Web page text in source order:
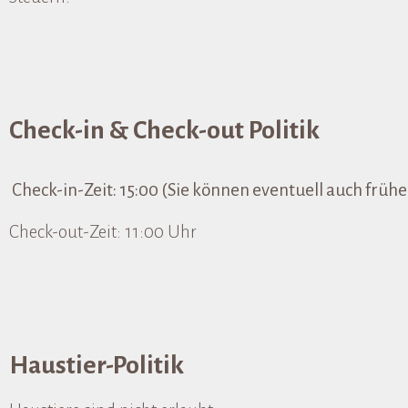
Check-in & Check-out Politik
Check-in-Zeit: 15:00 (Sie können eventuell auch
Check-out-Zeit: 11:00 Uhr
Haustier-Politik